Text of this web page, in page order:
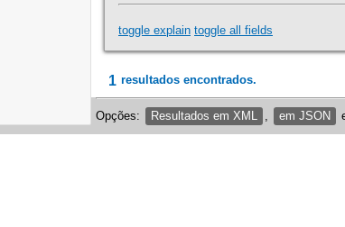
toggle explain toggle all fields
1 resultados encontrados.
Opções: Resultados em XML em JSON